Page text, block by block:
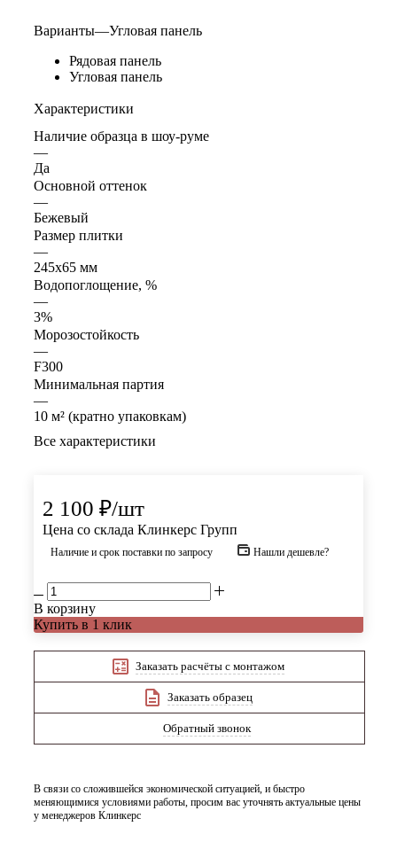
Варианты—Угловая панель
Рядовая панель
Угловая панель
Характеристики
Наличие образца в шоу-руме
—
Да
Основной оттенок
—
Бежевый
Размер плитки
—
245х65 мм
Водопоглощение, %
—
3%
Морозостойкость
—
F300
Минимальная партия
—
10 м² (кратно упаковкам)
Все характеристики
2 100 ₽/шт
Цена со склада Клинкерс Групп
Наличие и срок поставки по запросу Нашли дешевле?
В корзину
Купить в 1 клик
Заказать расчёты с монтажом
Заказать образец
Обратный звонок
В связи со сложившейся экономической ситуацией, и быстро
меняющимися условиями работы, просим вас уточнять актуальные цены
у менеджеров Клинкерс